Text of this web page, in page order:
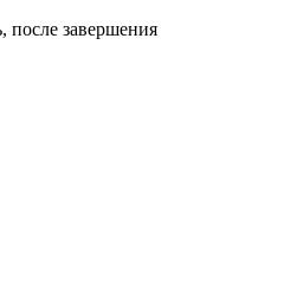
после завершения